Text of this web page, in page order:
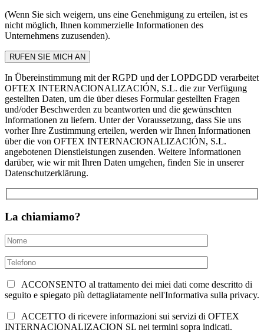
(Wenn Sie sich weigern, uns eine Genehmigung zu erteilen, ist es
nicht möglich, Ihnen kommerzielle Informationen des
Unternehmens zuzusenden).
In Übereinstimmung mit der RGPD und der LOPDGDD verarbeitet
OFTEX INTERNACIONALIZACIÓN, S.L. die zur Verfügung
gestellten Daten, um die über dieses Formular gestellten Fragen
und/oder Beschwerden zu beantworten und die gewünschten
Informationen zu liefern. Unter der Voraussetzung, dass Sie uns
vorher Ihre Zustimmung erteilen, werden wir Ihnen Informationen
über die von OFTEX INTERNACIONALIZACIÓN, S.L.
angebotenen Dienstleistungen zusenden. Weitere Informationen
darüber, wie wir mit Ihren Daten umgehen, finden Sie in unserer
Datenschutzerklärung.
La chiamiamo?
ACCONSENTO al trattamento dei miei dati come descritto di
seguito e spiegato più dettagliatamente nell'Informativa sulla privacy.
ACCETTO di ricevere informazioni sui servizi di OFTEX
INTERNACIONALIZACION SL nei termini sopra indicati.